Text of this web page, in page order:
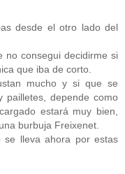
desde el otro lado del
no consegui decidirme si
que iba de corto.
mucho y si que se
pailletes, depende como
estará muy bien,
burbuja Freixenet.
lleva ahora por estas